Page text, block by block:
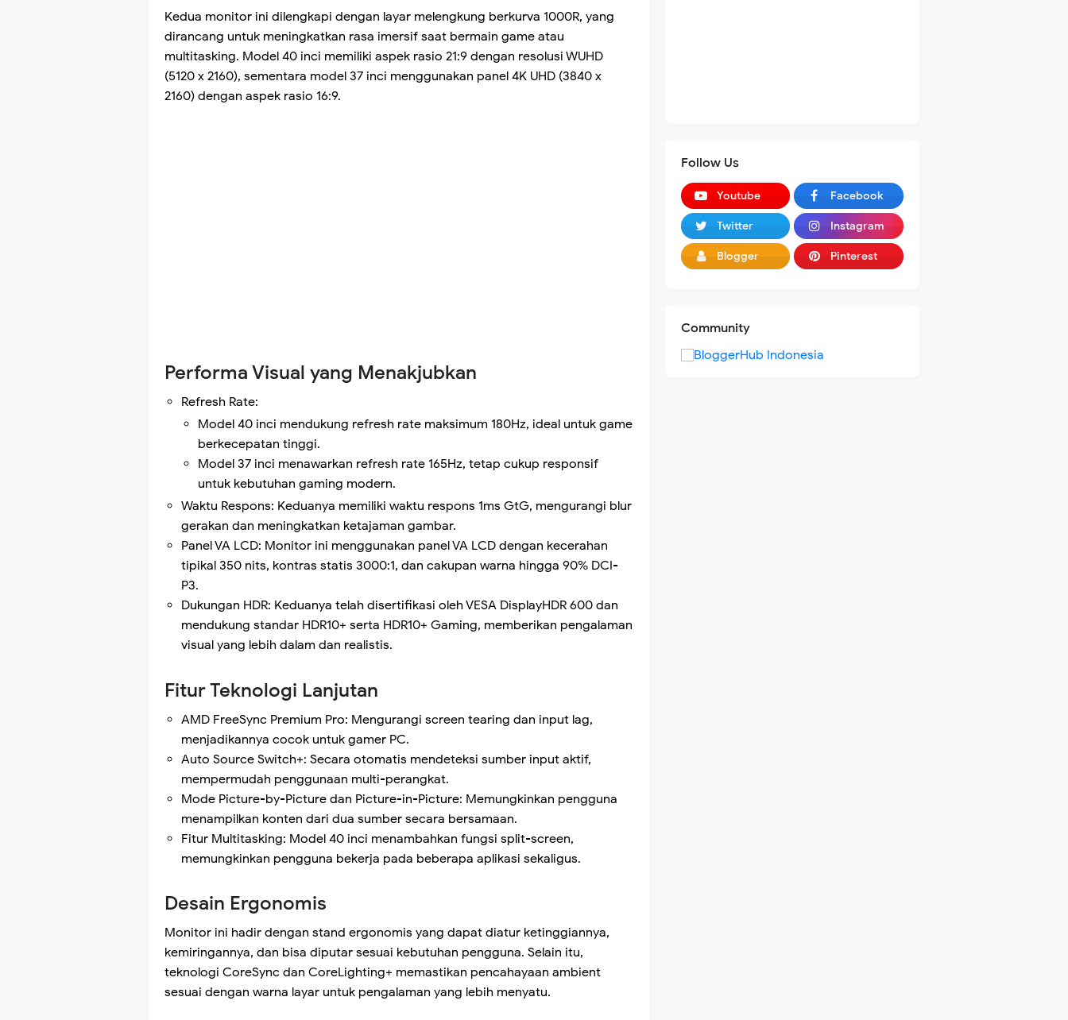
Kedua monitor ini dilengkapi dengan layar melengkung berkurva 1000R, yang
dirancang untuk meningkatkan rasa imersif saat bermain game atau
multitasking. Model 40 inci memiliki aspek rasio 21:9 dengan resolusi WUHD
(5120 x 2160), sementara model 37 inci menggunakan panel 4K UHD (3840 x
2160) dengan aspek rasio 16:9.
Performa Visual yang Menakjubkan
Refresh Rate:
Model 40 inci mendukung refresh rate maksimum 180Hz, ideal untuk game
berkecepatan tinggi.
Model 37 inci menawarkan refresh rate 165Hz, tetap cukup responsif
untuk kebutuhan gaming modern.
Waktu Respons: Keduanya memiliki waktu respons 1ms GtG, mengurangi blur
gerakan dan meningkatkan ketajaman gambar.
Panel VA LCD: Monitor ini menggunakan panel VA LCD dengan kecerahan
tipikal 350 nits, kontras statis 3000:1, dan cakupan warna hingga 90% DCI-
P3.
Dukungan HDR: Keduanya telah disertifikasi oleh VESA DisplayHDR 600 dan
mendukung standar HDR10+ serta HDR10+ Gaming, memberikan pengalaman
visual yang lebih dalam dan realistis.
Fitur Teknologi Lanjutan
AMD FreeSync Premium Pro: Mengurangi screen tearing dan input lag,
menjadikannya cocok untuk gamer PC.
Auto Source Switch+: Secara otomatis mendeteksi sumber input aktif,
mempermudah penggunaan multi-perangkat.
Mode Picture-by-Picture dan Picture-in-Picture: Memungkinkan pengguna
menampilkan konten dari dua sumber secara bersamaan.
Fitur Multitasking: Model 40 inci menambahkan fungsi split-screen,
memungkinkan pengguna bekerja pada beberapa aplikasi sekaligus.
Desain Ergonomis
Monitor ini hadir dengan stand ergonomis yang dapat diatur ketinggiannya,
kemiringannya, dan bisa diputar sesuai kebutuhan pengguna. Selain itu,
teknologi CoreSync dan CoreLighting+ memastikan pencahayaan ambient
sesuai dengan warna layar untuk pengalaman yang lebih menyatu.
Follow Us
Youtube Facebook
Twitter Instagram
Blogger Pinterest
Community